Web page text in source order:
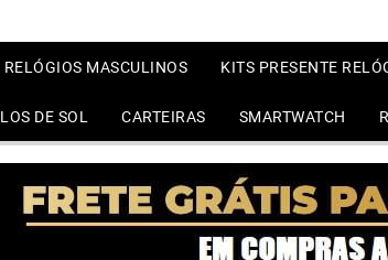
RELÓGIOS MASCULINOS KITS PRESENTE
DE SOL CARTEIRAS SMARTWATCH